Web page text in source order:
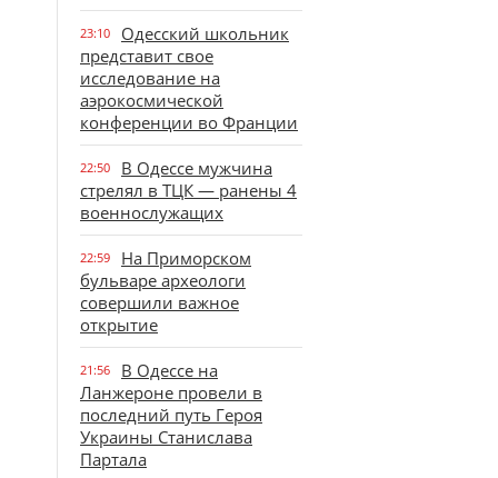
23:10
Одесский школьник
представит свое
исследование на
аэрокосмической
конференции во Франции
22:50
В Одессе мужчина
стрелял в ТЦК — ранены 4
военнослужащих
22:59
На Приморском
бульваре археологи
совершили важное
открытие
21:56
В Одессе на
Ланжероне провели в
последний путь Героя
Украины Станислава
Партала